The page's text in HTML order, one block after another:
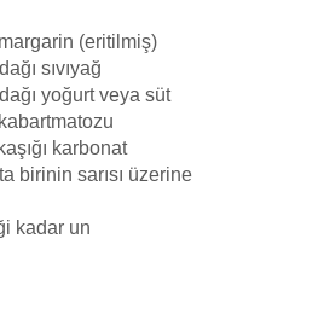
(eritilmiş)
sıvıyağ
yoğurt veya süt
karbonat
birinin sarısı üzerine
kadar un